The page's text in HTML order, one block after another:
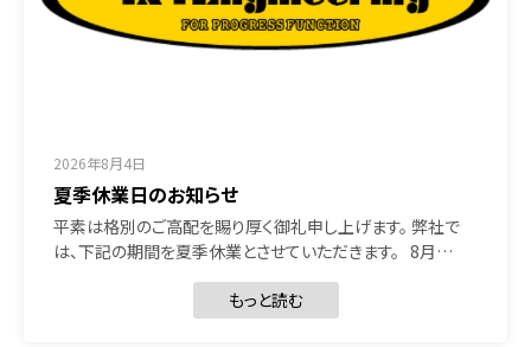
2026年8月4日
夏季休業日のお知らせ
平素は格別のご高配を賜り厚く御礼申し上げます。 弊社で
は、下記の期間を夏季休業とさせていただきます。 8月…
もっと読む